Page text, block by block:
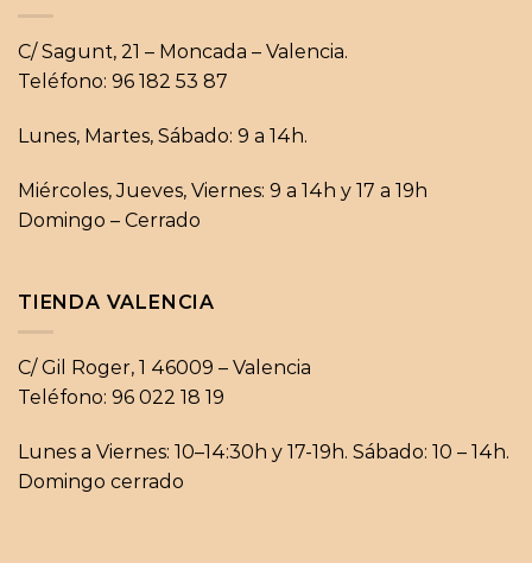
C/ Sagunt, 21 – Moncada – Valencia.
Teléfono: 96 182 53 87
Lunes, Martes, Sábado: 9 a 14h.
Miércoles, Jueves, Viernes: 9 a 14h y 17 a 19h
Domingo – Cerrado
TIENDA VALENCIA
C/ Gil Roger, 1 46009 – Valencia
Teléfono: 96 022 18 19
Lunes a Viernes: 10–14:30h y 17-19h. Sábado: 10 – 14h.
Domingo cerrado